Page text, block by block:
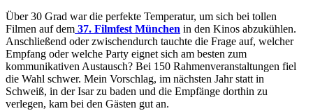
Über 30 Grad war die perfekte Temperatur, um sich bei tollen
Filmen auf dem 37. Filmfest München in den Kinos abzukühlen.
Anschließend oder zwischendurch tauchte die Frage auf, welcher
Empfang oder welche Party eignet sich am besten zum
kommunikativen Austausch? Bei 150 Rahmenveranstaltungen fiel
die Wahl schwer. Mein Vorschlag, im nächsten Jahr statt in
Schweiß, in der Isar zu baden und die Empfänge dorthin zu
verlegen, kam bei den Gästen gut an.